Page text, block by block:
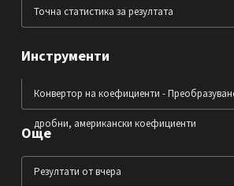
Точна статистика за резултата
Инструменти
Конвертор на коефициенти -
дробни, американски коефициенти
Още
Резултати от вчера